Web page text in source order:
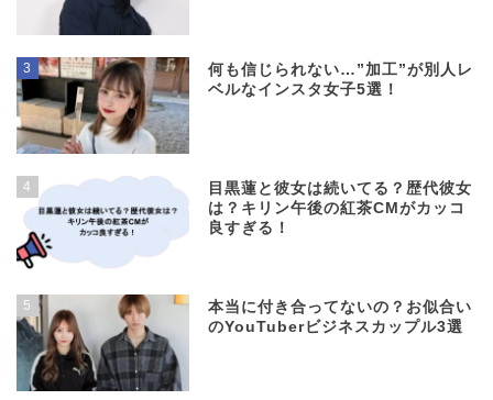
3
何も信じられない…”加工”が別人レ
ベルなインスタ女子5選！
4
目黒蓮と彼女は続いてる？歴代彼女
は？キリン午後の紅茶CMがカッコ
良すぎる！
5
本当に付き合ってないの？お似合い
のYouTuberビジネスカップル3選